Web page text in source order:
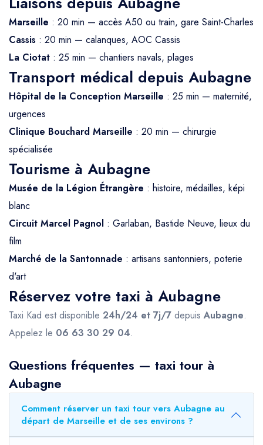
Marseille : 20 min — accès A50 ou train, gare Saint-Charles
Cassis : 20 min — calanques, AOC Cassis
La Ciotat : 25 min — chantiers navals, plages
Transport médical depuis Aubagne
Hôpital de la Conception Marseille : 25 min — maternité,
urgences
Clinique Bouchard Marseille : 20 min — chirurgie
spécialisée
Tourisme à Aubagne
Musée de la Légion Étrangère : histoire, médailles, képi
blanc
Circuit Marcel Pagnol : Garlaban, Bastide Neuve, lieux du
film
Marché de la Santonnade : artisans santonniers, poterie
d'art
Réservez votre taxi à Aubagne
Taxi Kad est disponible 24h/24 et 7j/7 depuis Aubagne.
Appelez le 06 63 30 29 04.
Questions fréquentes — taxi tour à
Aubagne
Comment réserver un taxi tour vers Aubagne au
départ de Marseille et de ses environs ?